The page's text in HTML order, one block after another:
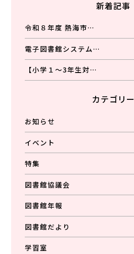
新着記事
令和８年度 熱海市…
電子図書館システム…
【小学１～3年生対…
カテゴリー
お知らせ
イベント
特集
図書館協議会
図書館年報
図書館だより
学習室